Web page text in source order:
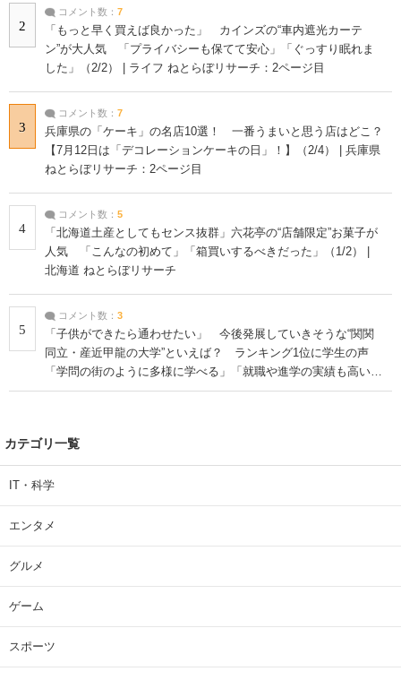
2
コメント数： 7
「もっと早く買えば良かった」 カインズの“車内遮光カーテ
ン”が大人気 「プライバシーも保てて安心」「ぐっすり眠れま
した」（2/2） | ライフ ねとらぼリサーチ：2ページ目
3
コメント数： 7
兵庫県の「ケーキ」の名店10選！ 一番うまいと思う店はどこ？
【7月12日は「デコレーションケーキの日」！】（2/4） | 兵庫県
ねとらぼリサーチ：2ページ目
4
コメント数： 5
「北海道土産としてもセンス抜群」六花亭の“店舗限定”お菓子が
人気 「こんなの初めて」「箱買いするべきだった」（1/2） |
北海道 ねとらぼリサーチ
5
コメント数： 3
「子供ができたら通わせたい」 今後発展していきそうな“関関
同立・産近甲龍の大学”といえば？ ランキング1位に学生の声
「学問の街のように多様に学べる」「就職や進学の実績も高い」
| 大学 ねとらぼリサーチ
カテゴリ一覧
IT・科学
エンタメ
グルメ
ゲーム
スポーツ